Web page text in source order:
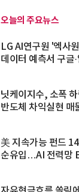
오늘의 주요뉴스
LG AI연구원 '엑사
데이터 예측서 구글
닛케이지수, 소폭
반도체 차익실현 매
美 지속가능 펀드 14
순유입…AI 전력망